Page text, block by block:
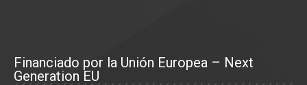
Financiado por la Unión Europea – Next
Generation EU